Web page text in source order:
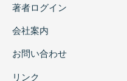
著者ログイン
会社案内
お問い合わせ
リンク